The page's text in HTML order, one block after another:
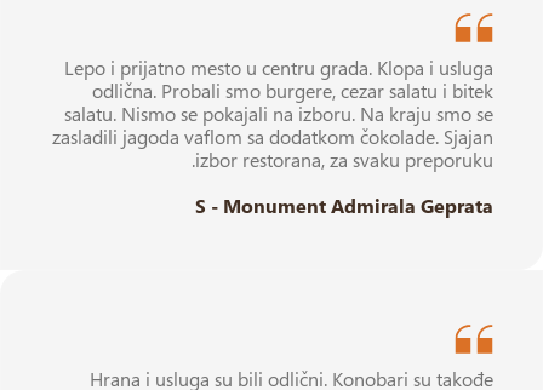
Lepo i prijatno mesto u centru grada. Klopa i usluga
odlična. Probali smo burgere, cezar salatu i bitek
salatu. Nismo se pokajali na izboru. Na kraju smo se
zasladili jagoda vaflom sa dodatkom čokolade. Sjajan
izbor restorana, za svaku preporuku.
S - Monument Admirala Geprata
Hrana i usluga su bili odlični. Konobari su takođe